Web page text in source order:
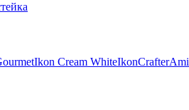
Ikon Cream WhiteIkonCrafter